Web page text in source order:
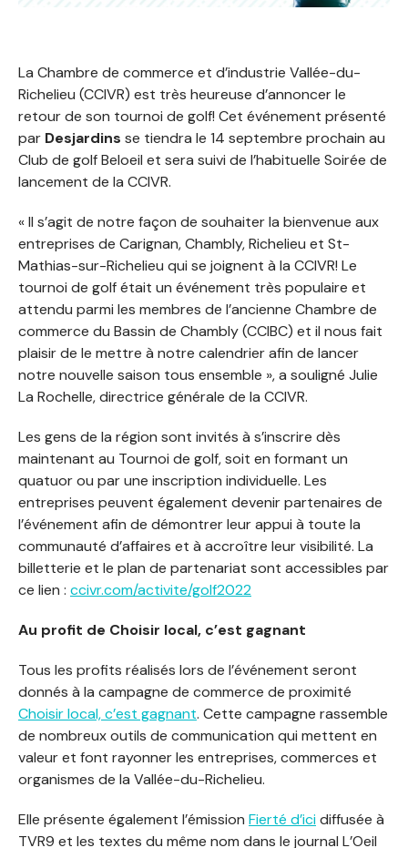
La Chambre de commerce et d’industrie Vallée-du-
Richelieu (CCIVR) est très heureuse d’annoncer le
retour de son tournoi de golf! Cet événement présenté
par Desjardins se tiendra le 14 septembre prochain au
Club de golf Beloeil et sera suivi de l’habituelle Soirée de
lancement de la CCIVR.
« Il s’agit de notre façon de souhaiter la bienvenue aux
entreprises de Carignan, Chambly, Richelieu et St-
Mathias-sur-Richelieu qui se joignent à la CCIVR! Le
tournoi de golf était un événement très populaire et
attendu parmi les membres de l’ancienne Chambre de
commerce du Bassin de Chambly (CCIBC) et il nous fait
plaisir de le mettre à notre calendrier afin de lancer
notre nouvelle saison tous ensemble », a souligné Julie
La Rochelle, directrice générale de la CCIVR.
Les gens de la région sont invités à s’inscrire dès
maintenant au Tournoi de golf, soit en formant un
quatuor ou par une inscription individuelle. Les
entreprises peuvent également devenir partenaires de
l’événement afin de démontrer leur appui à toute la
communauté d’affaires et à accroître leur visibilité. La
billetterie et le plan de partenariat sont accessibles par
ce lien : ccivr.com/activite/golf2022
Au profit de Choisir local, c’est gagnant
Tous les profits réalisés lors de l’événement seront
donnés à la campagne de commerce de proximité
Choisir local, c’est gagnant. Cette campagne rassemble
de nombreux outils de communication qui mettent en
valeur et font rayonner les entreprises, commerces et
organismes de la Vallée-du-Richelieu.
Elle présente également l’émission Fierté d’icidiffusée à
TVR9 et les textes du même nom dans le journal L’Oeil